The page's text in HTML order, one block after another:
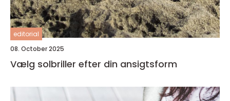
editorial
08. October 2025
Vælg solbriller efter din ansigtsform